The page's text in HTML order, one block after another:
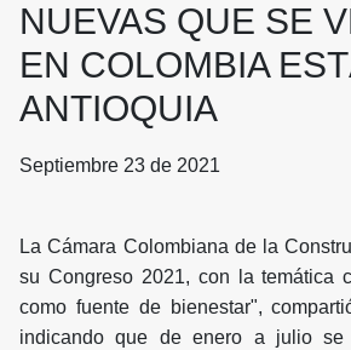
NUEVAS QUE SE
EN COLOMBIA
ANTIOQUIA
Septiembre 23 de 2021
La Cámara Colombiana de la
su Congreso 2021, con la temática
como fuente de bienestar",
indicando que de enero a julio se